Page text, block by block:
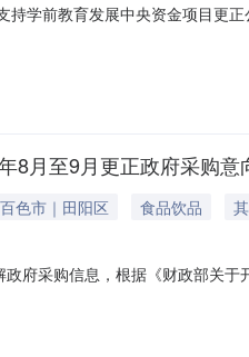
持学前教育发展中央资金项目更
文件通过全国公共资源交易平
8月至9月更正政府采购意
色市｜田阳区 食品饮品
政府采购信息，根据《财政部关
府采购政策功能情况备注1百色
水产、蛋、